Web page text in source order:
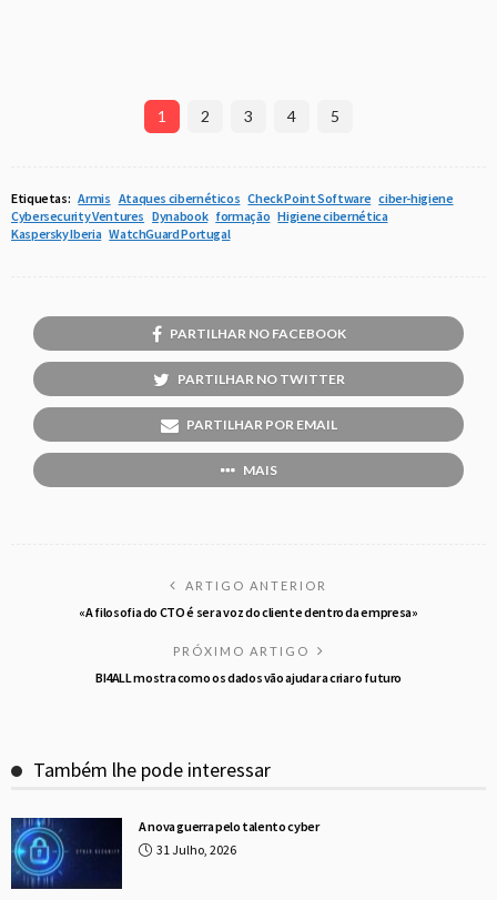
1 2 3 4 5
Etiquetas: Armis Ataques cibernéticos Check Point Software ciber-higiene
Cybersecurity Ventures Dynabook formação Higiene cibernética
Kaspersky Iberia WatchGuard Portugal
PARTILHAR NO FACEBOOK
PARTILHAR NO TWITTER
PARTILHAR POR EMAIL
MAIS
ARTIGO ANTERIOR
«A filosofia do CTO é ser a voz do cliente dentro da empresa»
PRÓXIMO ARTIGO
BI4ALL mostra como os dados vão ajudar a criar o futuro
Também lhe pode interessar
A nova guerra pelo talento cyber
31 Julho, 2026